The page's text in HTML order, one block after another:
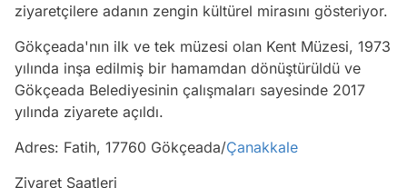
ziyaretçilere adanın zengin kültürel mirasını gösteriyor.
Gökçeada'nın ilk ve tek müzesi olan Kent Müzesi, 1973
yılında inşa edilmiş bir hamamdan dönüştürüldü ve
Gökçeada Belediyesinin çalışmaları sayesinde 2017
yılında ziyarete açıldı.
Adres: Fatih, 17760 Gökçeada/Çanakkale
Ziyaret Saatleri